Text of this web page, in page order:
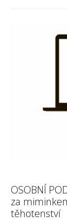
OSOBNÍ
za
těhotenství